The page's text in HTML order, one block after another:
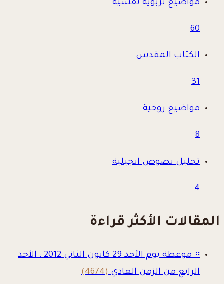
مواضيع تربوية نفسية
60
الكتاب المقدس
31
مواضيع روحية
8
تحليل نصوص انجيلية
4
المقالات الأكثر قراءة
።
موعظة يوم الأحد 29 كانون الثاني 2012 : الأحد
الرابع من الزمن العادي(4674)